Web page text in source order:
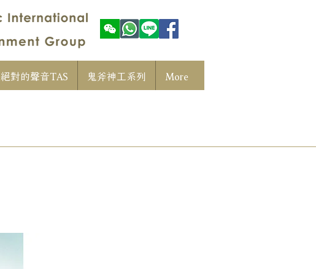
絕對的聲音TAS 鬼斧神工系列 More